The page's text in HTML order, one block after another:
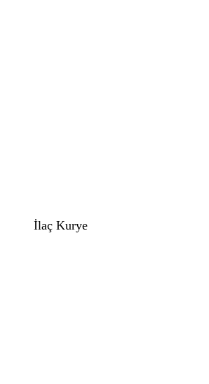
İlaç Kurye